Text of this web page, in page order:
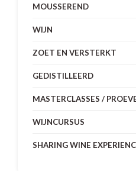
MOUSSEREND
WIJN
ZOET EN VERSTERKT
GEDISTILLEERD
MASTERCLASSES /
WIJNCURSUS
SHARING WINE